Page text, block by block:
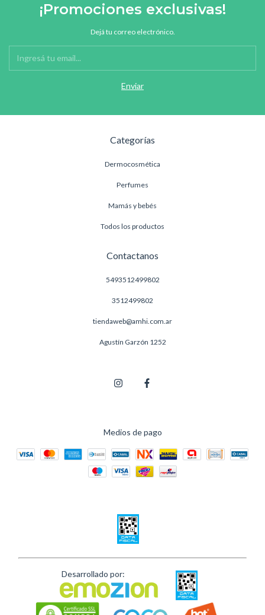
¡Promociones exclusivas!
Dejá tu correo electrónico.
Categorías
Dermocosmética
Perfumes
Mamás y bebés
Todos los productos
Contactanos
5493512499802
3512499802
tiendaweb@amhi.com.ar
Agustín Garzón 1252
Medios de pago
Desarrollado por: